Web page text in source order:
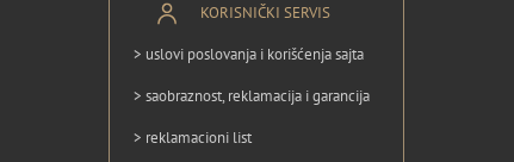
KORISNIČKI SERVIS
> uslovi poslovanja i korišćenja sajta
> saobraznost, reklamacija i garancija
> reklamacioni list